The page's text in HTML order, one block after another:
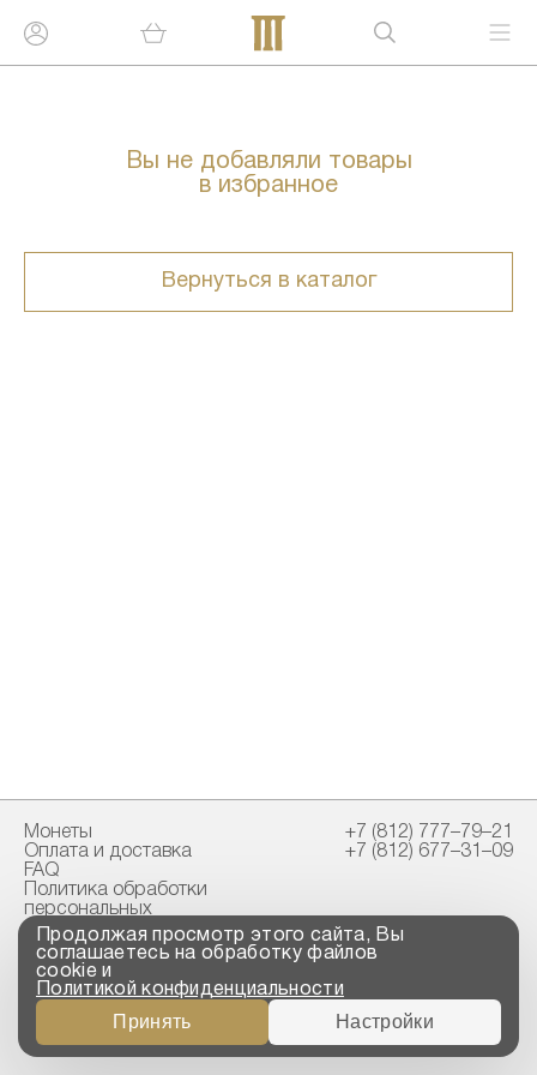
Вы не добавляли товары
в избранное
Вернуться в каталог
Монеты
Оплата и доставка
FAQ
Политика обработки
персональных
данных
Свидетельство
пробирной палаты
+7 (812) 777–79–21
+7 (812) 677–31–09
Copyright © 2023-2026
“ООО ТРОЙСКИЙ
СТАНДАРТ”
Продолжая просмотр этого сайта, Вы
соглашаетесь на обработку файлов
cookie и
Политикой конфиденциальности
Принять Настройки